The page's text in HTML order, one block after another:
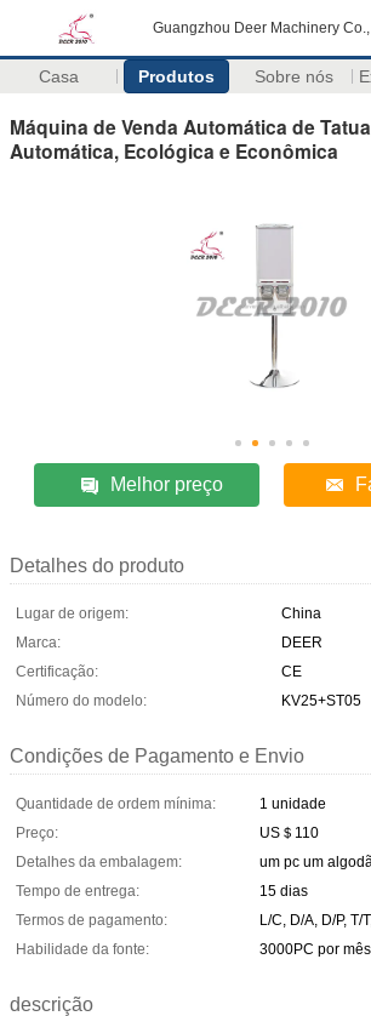
Guangzhou Deer Machinery
Casa Produtos Sobre nós
Máquina de Venda Automática de
Automática, Ecológica e Econômica
Melhor preço
Detalhes do produto
Lugar de origem:
China
Marca:
DEER
Certificação:
CE
Número do modelo:
KV25+ST05
Condições de Pagamento e Envio
Quantidade de ordem mínima:
1 unidade
Preço:
US＄110
Detalhes da embalagem:
um pc um
Tempo de entrega:
15 dias
Termos de pagamento:
L/C, D/A, D/P, T/
Habilidade da fonte:
3000PC por mês
descrição